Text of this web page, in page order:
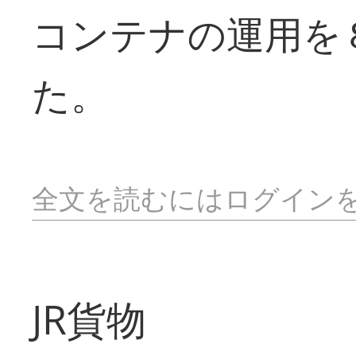
コンテナの運用
た。
全文を読むにはログイン
JR貨物